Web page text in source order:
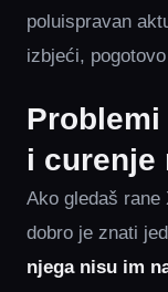
poluispravan
izbjeći,
i curenje
Ako gledaš rane
dobro je znati
njega nisu im